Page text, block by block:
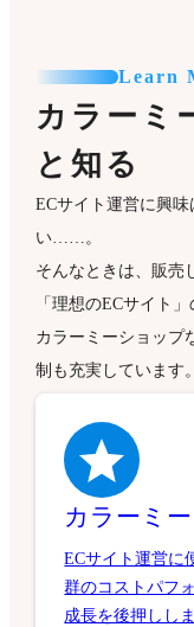
Learn
カラーミ
と知る
ECサイト運営に興
い……。
そんなときは、販売
「理想のECサイト
カラーミーショップ
制も充実しています。
カラーミ
ECサイト運営に
群のコストパフ
成長を後押ししま